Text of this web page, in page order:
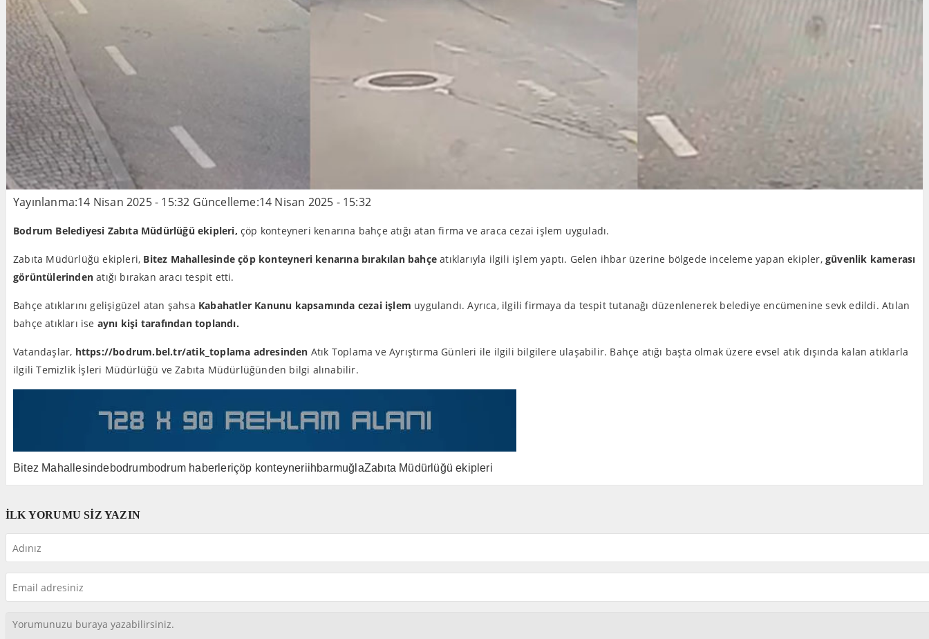
Yayınlanma:14 Nisan 2025 - 15:32 Güncelleme:14 Nisan 2025 - 15:32
Bodrum Belediyesi Zabıta Müdürlüğü ekipleri, çöp konteyneri kenarına bahçe atığı atan firma ve araca cezai işlem uyguladı.
Zabıta Müdürlüğü ekipleri, Bitez Mahallesinde çöp konteyneri kenarına bırakılan bahçe atıklarıyla ilgili işlem yaptı. Gelen ihbar üzerine bölgede inceleme yapan ekipler,güvenlik kamerası
görüntülerinden atığı bırakan aracı tespit etti.
Bahçe atıklarını gelişigüzel atan şahsa Kabahatler Kanunu kapsamında cezai işlem uygulandı. Ayrıca, ilgili firmaya da tespit tutanağı düzenlenerek belediye encümenine sevk edildi. Atılan
bahçe atıkları ise aynı kişi tarafından toplandı.
Vatandaşlar, https://bodrum.bel.tr/atik_toplama adresinden Atık Toplama ve Ayrıştırma Günleri ile ilgili bilgilere ulaşabilir. Bahçe atığı başta olmak üzere evsel atık dışında kalan atıklarla
ilgili Temizlik İşleri Müdürlüğü ve Zabıta Müdürlüğünden bilgi alınabilir.
Bitez Mahallesindebodrumbodrum haberleriçöp konteyneriihbarmuğlaZabıta Müdürlüğü ekipleri
İLK YORUMU SİZ YAZIN